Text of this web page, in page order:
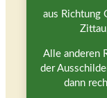
aus Richtung
Alle anderen
der
dann